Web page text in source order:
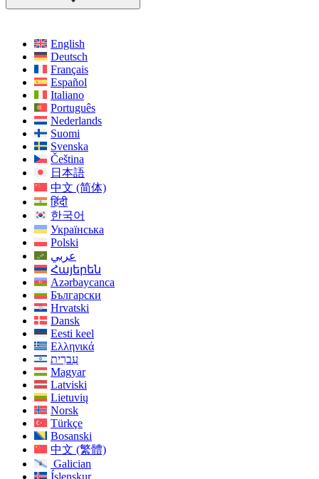
English
Deutsch
Français
Español
Italiano
Português
Nederlands
Suomi
Svenska
Čeština
日本語
中文 (简体)
हिंदी
한국어
Українська
Polski
عربي
Հայերեն
Azərbaycanca
Български
Hrvatski
Dansk
Eesti keel
Ελληνικά
עִברִית
Magyar
Latviski
Lietuvių
Norsk
Türkçe
Bosanski
中文 (繁體)
Galician
Íslenskur